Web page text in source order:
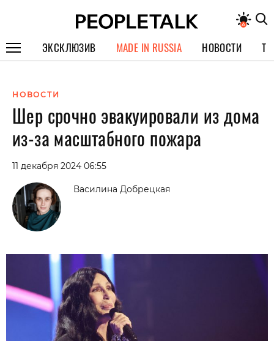
ЭКСКЛЮЗИВ
СПЕЦПРОЕКТЫ
ИНТЕРВЬЮ
ПОКОЛЕНИЕ
MADE IN RUSSIA НОВОСТИ
НОВОСТИ
Шер срочно эвакуировали из дома
из-за масштабного пожара
11 декабря 2024 06:55
Василина Добрецкая